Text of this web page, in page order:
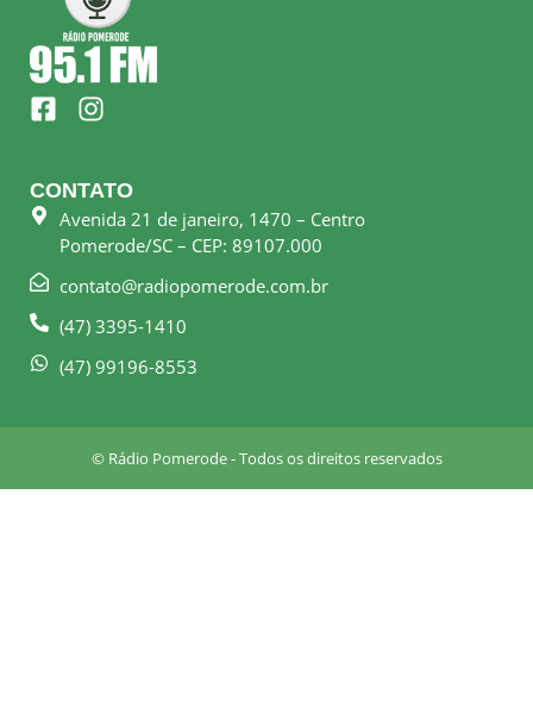
F
a
e
b
o
k
s
q
a
I
n
t
a
g
r
a
m
CONTATO
Avenida 21 de janeiro, 1470 – Centro
Pomerode/SC – CEP: 89107.000
contato@radiopomerode.com.br
(47) 3395-1410
(47) 99196-8553
© Rádio Pomerode - Todos os direitos reservados